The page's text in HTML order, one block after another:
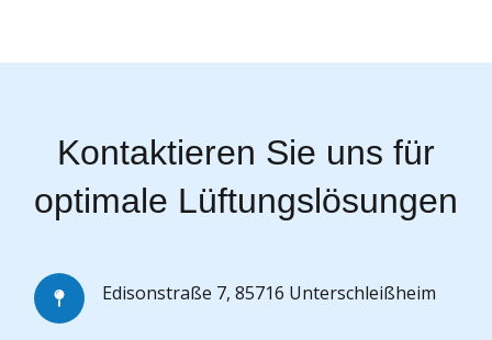
Kontaktieren Sie uns für
optimale Lüftungslösungen
Edisonstraße 7, 85716 Unterschleißheim